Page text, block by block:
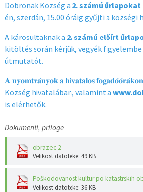
Dobronak Község a 2. számú űrlapokat
én, szerdán, 15.00 óráig gyűjti a községi
A károsultaknak a 2. számú előírt
kitöltés során kérjük, vegyék
útmutatót.
𝐀 𝐧𝐲𝐨𝐦𝐭𝐯𝐚́𝐧𝐲𝐨𝐤 𝐚 𝐡𝐢𝐯𝐚𝐭𝐚𝐥𝐨𝐬
Község hiva­talában, valamint a
is elérhetők.
Dokumenti, priloge
obrazec 2
Velikost datoteke: 49 KB
Poškodovanost kultur po katastrskih
Velikost datoteke: 36 KB